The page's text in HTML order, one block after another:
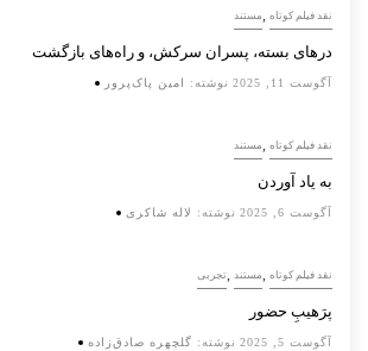
مستند, نقد فیلم کوتاه
درهای بسته، پسران سرکش، و راه‌های بازگشت
نوشته: امین پاک‌پرور آگوست 11, 2025
مستند, نقد فیلم کوتاه
به یاد آوردن
نوشته: لاله شاکری آگوست 6, 2025
تجربی, مستند, نقد فیلم کوتاه
پرَهیب‌ِ حضور
نوشته: گلچهره صادق‌زاده آگوست 5, 2025